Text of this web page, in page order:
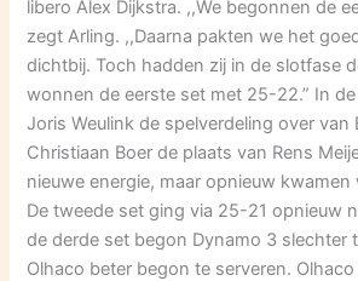
libero Alex Dijkstra. ,,We begonnen de
zegt Arling. ,,Daarna pakten we het
dichtbij. Toch hadden zij in de slotfase
wonnen de eerste set met 25-22.” In
Joris Weulink de spelverdeling over van
Christiaan Boer de plaats van Rens
nieuwe energie, maar opnieuw kwamen
De tweede set ging via 25-21 opnieuw
de derde set begon Dynamo 3 slechter
Olhaco beter begon te serveren.